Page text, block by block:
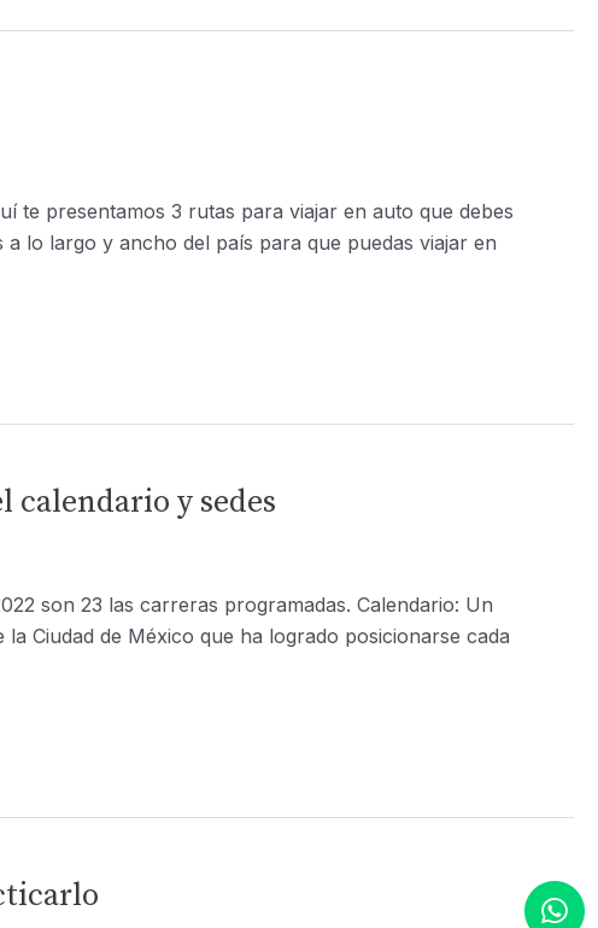
te presentamos 3 rutas para viajar en auto que debes
lo largo y ancho del país para que puedas viajar en
calendario y sedes
son 23 las carreras programadas. Calendario: Un
Ciudad de México que ha logrado posicionarse cada